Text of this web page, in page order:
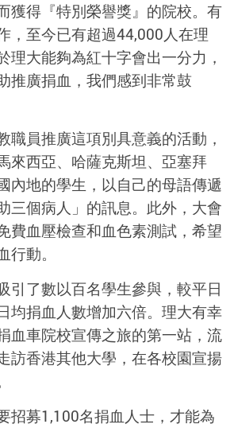
獲得『特別榮譽獎』的院校。有
，至今已有超過44,000人在理
理大能夠為紅十字會出一分力，
推廣捐血，我們感到非常鼓
職員推廣這項別具意義的活動，
來西亞、哈薩克斯坦、亞塞拜
內地的學生，以自己的母語傳遞
三個病人」的訊息。此外，大會
費血壓檢查和血色素測試，希望
動。
引了數以百名學生參與，較平日
均捐血人數增加六倍。理大有幸
血車院校宣傳之旅的第一站，流
訪香港其他大學，在各校園宣揚
招募1,100名捐血人士，才能為